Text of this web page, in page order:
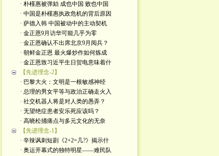
· 朴槿惠被弹劾 成也中国 败也中国
· 中国是朴槿惠执政危机的背后原因
· 萨德入韩 中国被动中的主动契机
· 金正恩9月访华可能几乎为零
· 金正恩确认不出席北京9月阅兵？
· 朝鲜金正恩 最火爆炒作如何炼成
· 金正恩致习近平生日贺电意味着什
【先进理念-2】
· 巴黎大火：文明是一根敏感神经
· 总理的男女平等与政治正确走火入
· 社交机器人将是对人类的愚弄？
· 无望绝症患者安乐死应该吗？
· 高晓松捅痛点与多元文化的无奈
【先进理念-1】
· 辛辣讽刺短剧《2+2=几?》揭示什
· 奥运开幕式的独特明星——难民队